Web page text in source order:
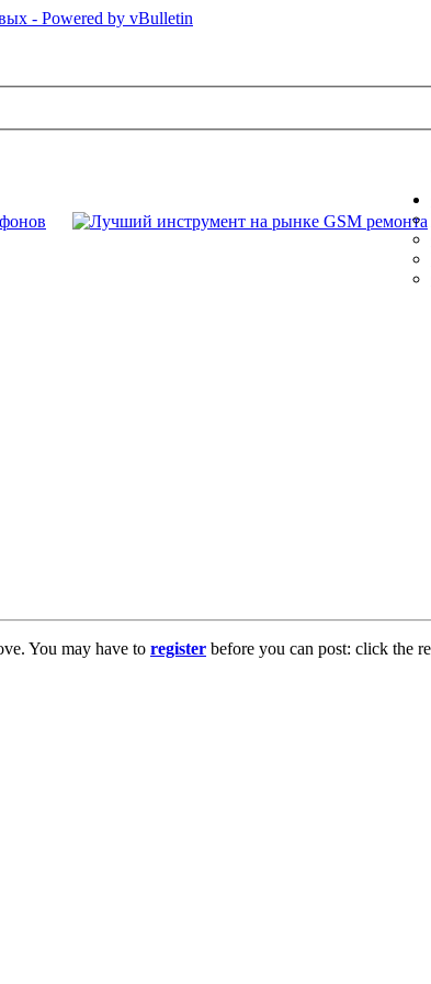
You may have to register before you can post: click the